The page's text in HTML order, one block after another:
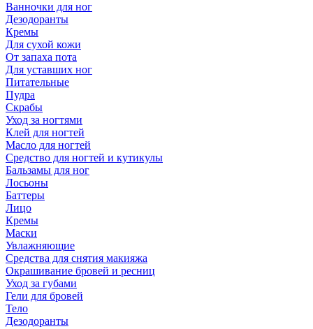
Ванночки для ног
Дезодоранты
Кремы
Для сухой кожи
От запаха пота
Для уставших ног
Питательные
Пудра
Скрабы
Уход за ногтями
Клей для ногтей
Масло для ногтей
Средство для ногтей и кутикулы
Бальзамы для ног
Лосьоны
Баттеры
Лицо
Кремы
Маски
Увлажняющие
Средства для снятия макияжа
Окрашивание бровей и ресниц
Уход за губами
Гели для бровей
Тело
Дезодоранты